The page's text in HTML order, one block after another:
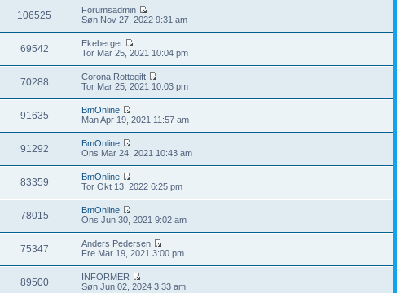
106525
Forumsadmin
Søn Nov 27, 2022 9:31 am
69542
Ekeberget
Tor Mar 25, 2021 10:04 pm
70288
Corona Rottegift
Tor Mar 25, 2021 10:03 pm
91635
BmOnline
Man Apr 19, 2021 11:57 am
91292
BmOnline
Ons Mar 24, 2021 10:43 am
83359
BmOnline
Tor Okt 13, 2022 6:25 pm
78015
BmOnline
Ons Jun 30, 2021 9:02 am
75347
Anders Pedersen
Fre Mar 19, 2021 3:00 pm
89500
INFORMER
Søn Jun 02, 2024 3:33 am